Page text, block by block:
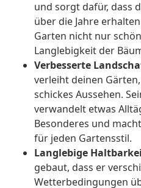
und sorgt dafür, dass
über die Jahre
Garten nicht nur
Langlebigkeit der
Verbesserte
verleiht deinen
schickes Aussehen.
verwandelt etwas
Besonderes und
für jeden Gartensstil.
Langlebige
gebaut, dass er
Wetterbedingungen